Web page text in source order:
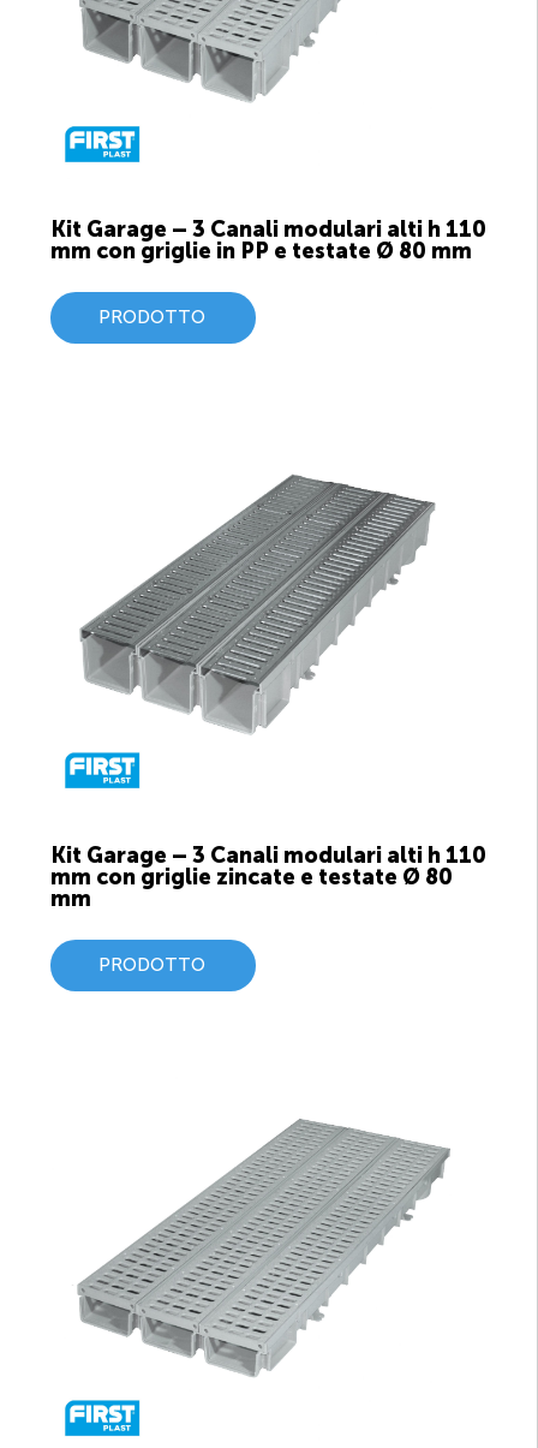
Kit Garage – 3 Canali modulari alti h 110
mm con griglie in PP e testate Ø 80 mm
PRODOTTO
Kit Garage – 3 Canali modulari alti h 110
mm con griglie zincate e testate Ø 80
mm
PRODOTTO